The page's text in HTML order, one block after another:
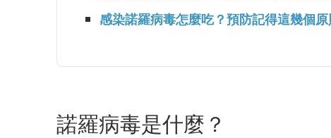
感染諾羅病毒怎麼吃？預防記得這幾個原
諾羅病毒是什麼？